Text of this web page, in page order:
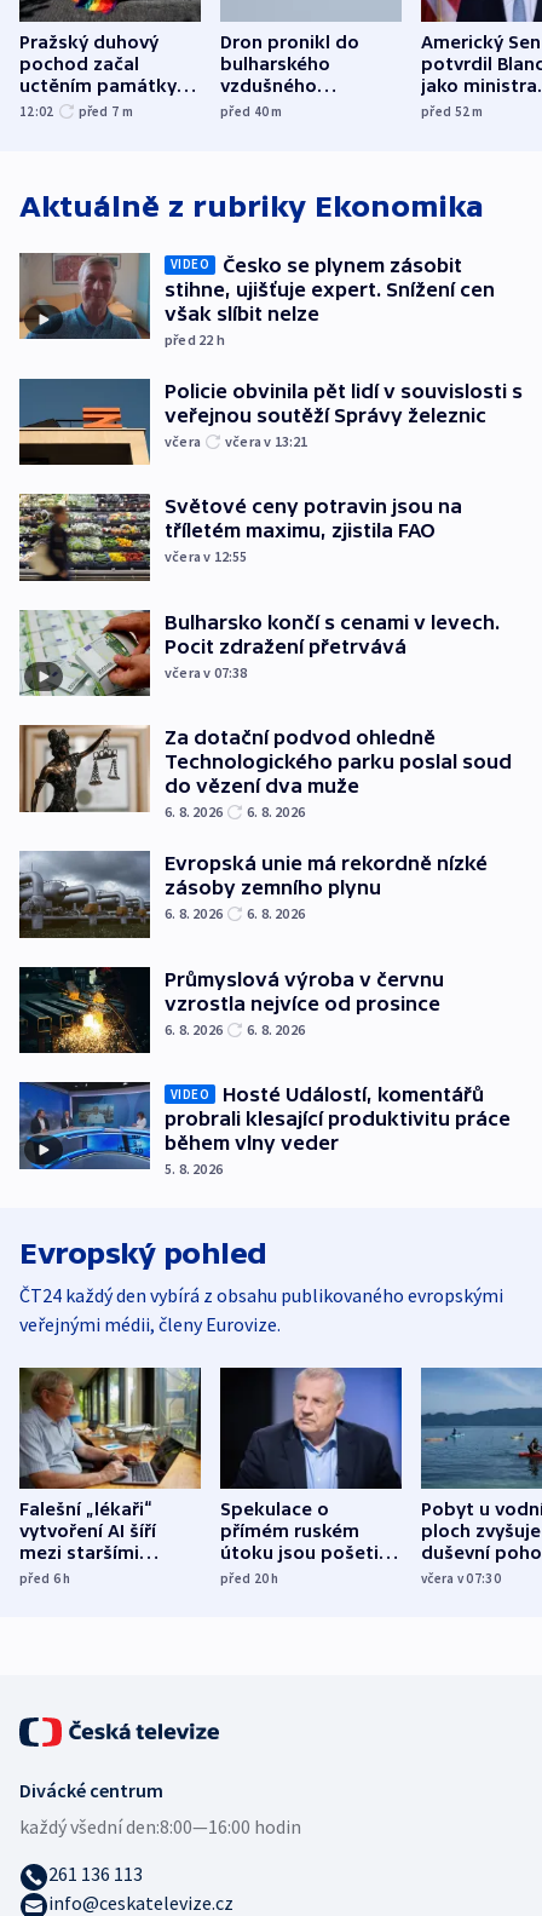
Pražský duhový
pochod začal
uctěním památky
obětí berlínského
12:02 před 7 m
Dron pronikl do
bulharského
vzdušného
prostoru,
před 40m
Americký
potvrdil
jako ministra
před 52m
Aktuálně z rubriky Ekonomika
VIDEO
Česko se plynem zásobit
stihne, ujišťuje expert. Snížení cen
však slíbit nelze
před 22 h
Policie obvinila pět lidí v souvislosti s
veřejnou soutěží Správy železnic
včera včera v 13:21
Světové ceny potravin jsou na
tříletém maximu, zjistila FAO
včera v 12:55
Bulharsko končí s cenami v levech.
Pocit zdražení přetrvává
včera v 07:38
Za dotační podvod ohledně
Technologického parku poslal soud
do vězení dva muže
6. 8. 2026 6. 8. 2026
Evropská unie má rekordně nízké
zásoby zemního plynu
6. 8. 2026 6. 8. 2026
Průmyslová výroba v červnu
vzrostla nejvíce od prosince
6. 8. 2026 6. 8. 2026
VIDEO
Hosté Událostí, komentářů
probrali klesající produktivitu práce
během vlny veder
5. 8. 2026
Evropský pohled
ČT24 každý den vybírá z obsahu publikovaného evropskými
veřejnými médii, členy Eurovize.
Falešní „lékaři“
vytvoření AI šíří
mezi staršími
Poláky nebezpečné
před 6h
Spekulace o
přímém ruském
útoku jsou pošetilé,
míní estonský
před 20h
Pobyt u
ploch zvyšuje
duševní
ukázala
včera v 07:30
Divácké centrum
každý všední den:8:00—16:00 hodin
261 136 113
info@ceskatelevize.cz